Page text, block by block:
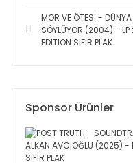
MOR VE ÖTESİ - DÜNYA
SÖYLÜYOR (2004) -
EDITION SIFIR PLAK
Sponsor Ürünler